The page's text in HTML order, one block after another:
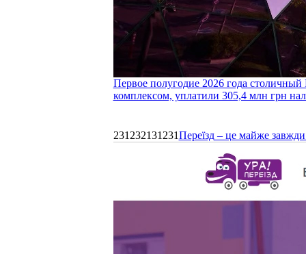
Первое полугодие 2026 года
комплексом, уплатили 305,4 млн грн
231232131231Переїзд – це майже